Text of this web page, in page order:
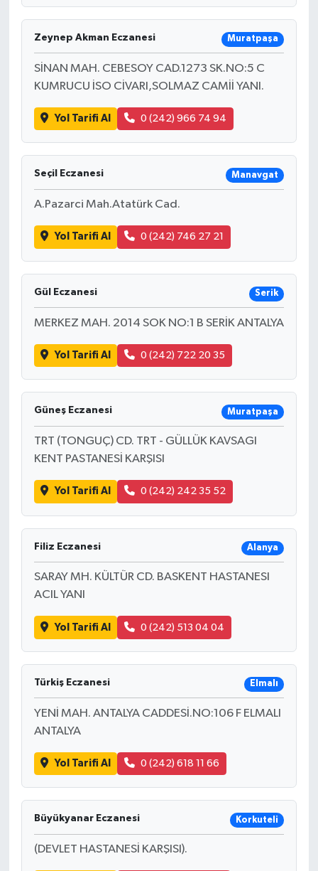
Zeynep Akman Eczanesi Muratpaşa
SİNAN MAH. CEBESOY CAD.1273 SK.NO:5 C
KUMRUCU İSO CİVARI,SOLMAZ CAMİİ YANI.
Yol Tarifi Al 0 (242) 966 74 94
Seçil Eczanesi Manavgat
A.Pazarci Mah.Atatürk Cad.
Yol Tarifi Al 0 (242) 746 27 21
Gül Eczanesi Serik
MERKEZ MAH. 2014 SOK NO:1 B SERİK ANTALYA
Yol Tarifi Al 0 (242) 722 20 35
Güneş Eczanesi Muratpaşa
TRT (TONGUÇ) CD. TRT - GÜLLÜK KAVSAGI
KENT PASTANESİ KARŞISI
Yol Tarifi Al 0 (242) 242 35 52
Filiz Eczanesi Alanya
SARAY MH. KÜLTÜR CD. BASKENT HASTANESI
ACIL YANI
Yol Tarifi Al 0 (242) 513 04 04
Türkiş Eczanesi Elmalı
YENİ MAH. ANTALYA CADDESİ.NO:106 F ELMALI
ANTALYA
Yol Tarifi Al 0 (242) 618 11 66
Büyükyanar Eczanesi Korkuteli
(DEVLET HASTANESİ KARŞISI).